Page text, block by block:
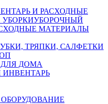
И РАСХОДНЫЕ
УБОРОЧНЫЙ
МАТЕРИАЛЫ
ТРЯПКИ, САЛФЕТКИ
ДОМА